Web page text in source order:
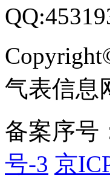
Copyright
气表信息
备案序号
号-3 京